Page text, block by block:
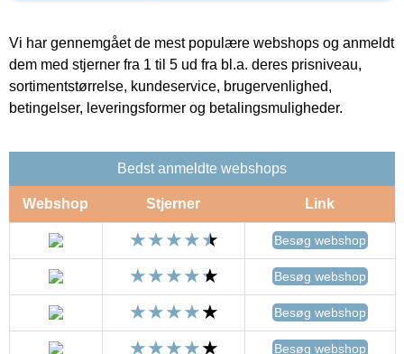
Vi har gennemgået de mest populære webshops og anmeldt
dem med stjerner fra 1 til 5 ud fra bl.a. deres prisniveau,
sortimentstørrelse, kundeservice, brugervenlighed,
betingelser, leveringsformer og betalingsmuligheder.
Bedst anmeldte webshops
Webshop Stjerner Link
Besøg webshop
Besøg webshop
Besøg webshop
Besøg webshop